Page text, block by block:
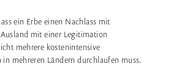
ein Erbe einen Nachlass mit
mit einer Legitimation
mehrere kostenintensive
mehreren Ländern durchlaufen muss.